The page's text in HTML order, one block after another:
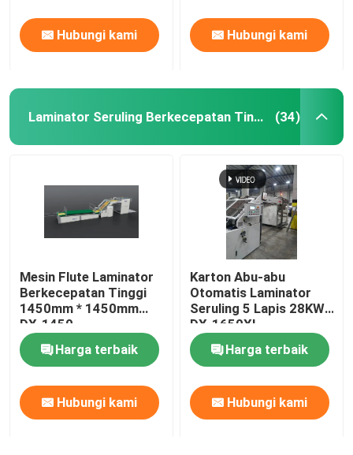
Hubungi kami Hubungi kami
Laminator Seruling Berkecepatan Tinggi (34)
Mesin Flute Laminator
Berkecepatan Tinggi
1450mm * 1450mm
DX-1450
Harga terbaik
Hubungi kami
Karton Abu-abu
Otomatis Laminator
Seruling 5 Lapis 28KW
DX-1650XL
Harga terbaik
Hubungi kami